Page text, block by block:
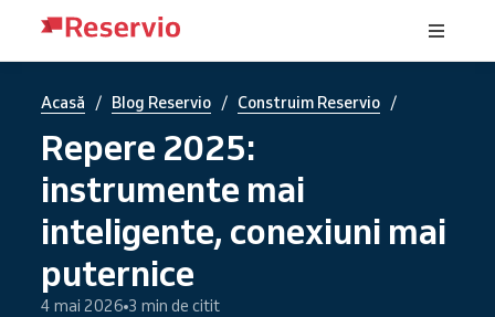
Acasă / Blog Reservio / Construim Reservio /
Repere 2025:
instrumente mai
inteligente, conexiuni mai
puternice
4 mai 2026 3 min de citit